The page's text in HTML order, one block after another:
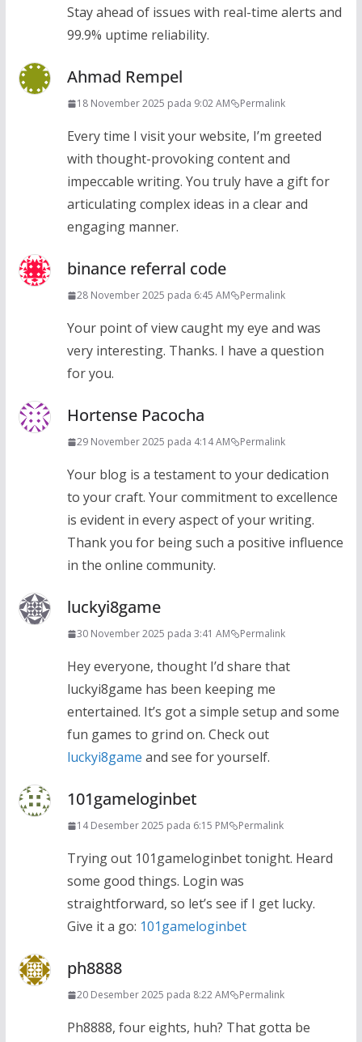
Stay ahead of issues with real-time alerts and
99.9% uptime reliability.
Ahmad Rempel
18 November 2025 pada 9:02 AM Permalink
Every time I visit your website, I’m greeted
with thought-provoking content and
impeccable writing. You truly have a gift for
articulating complex ideas in a clear and
engaging manner.
binance referral code
28 November 2025 pada 6:45 AM Permalink
Your point of view caught my eye and was
very interesting. Thanks. I have a question
for you.
Hortense Pacocha
29 November 2025 pada 4:14 AM Permalink
Your blog is a testament to your dedication
to your craft. Your commitment to excellence
is evident in every aspect of your writing.
Thank you for being such a positive influence
in the online community.
luckyi8game
30 November 2025 pada 3:41 AM Permalink
Hey everyone, thought I’d share that
luckyi8game has been keeping me
entertained. It’s got a simple setup and some
fun games to grind on. Check out
luckyi8game and see for yourself.
101gameloginbet
14 Desember 2025 pada 6:15 PM Permalink
Trying out 101gameloginbet tonight. Heard
some good things. Login was
straightforward, so let’s see if I get lucky.
Give it a go: 101gameloginbet
ph8888
20 Desember 2025 pada 8:22 AM Permalink
Ph8888, four eights, huh? That gotta be